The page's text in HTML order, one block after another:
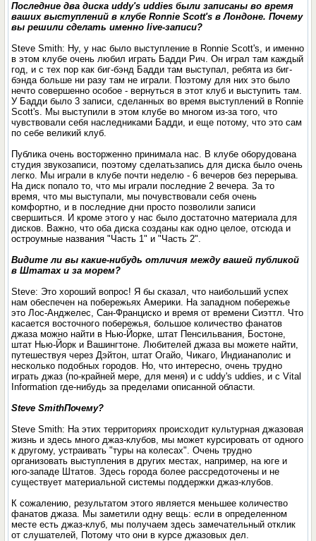
Последние два диска uddy's uddies были записаны во время
ваших выступлений в клубе Ronnie Scott's в Лондоне. Почему
вы решили сделать именно live-записи?
Steve Smith: Ну, у нас было выступление в Ronnie Scott's, и именно
в этом клубе очень любил играть Бадди Рич. Он играл там каждый
год, и с тех пор как биг-бэнд Бадди там выступал, ребята из биг-
бэнда больше ни разу там не играли. Поэтому для них это было
нечто совершенно особое - вернуться в этот клуб и выступить там.
У Бадди было 3 записи, сделанных во время выступлений в Ronnie
Scott's. Мы выступили в этом клубе во многом из-за того, что
чувствовали себя наследниками Бадди, и еще потому, что это сам
по себе великий клуб.
Публика очень восторженно принимала нас. В клубе оборудована
студия звукозаписи, поэтому сделатьзапись для диска было очень
легко. Мы играли в клубе почти неделю - 6 вечеров без перерыва.
На диск попало то, что мы играли последние 2 вечера. За то
время, что мы выступали, мы почувствовали себя очень
комфортно, и в последние дни просто позволили записи
свершиться. И кроме этого у нас было достаточно материала для
дисков. Важно, что оба диска созданы как одно целое, отсюда и
остроумные названия "Часть 1" и "Часть 2".
Видите ли вы какие-нибудь отличия между вашей публикой
в Штатах и за морем?
Steve: Это хороший вопрос! Я бы сказал, что наибольший успех
нам обеспечен на побережьях Америки. На западном побережье
это Лос-Анджелес, Сан-Франциско и время от времени Сиэттл. Что
касается восточного побережья, большое количество фанатов
джаза можно найти в Нью-Йорке, штат Пенсильвания, Бостоне,
штат Нью-Йорк и Вашингтоне. Любителей джаза вы можете найти,
путешествуя через Дэйтон, штат Огайо, Чикаго, Индианаполис и
несколько подобных городов. Но, что интересно, очень трудно
играть джаз (по-крайней мере, для меня) и с uddy's uddies, и с Vital
Information где-нибудь за пределами описанной области.
Steve SmithПочему?
Steve Smith: На этих территориях происходит культурная джазовая
жизнь и здесь много джаз-клубов, мы может курсировать от одного
к другому, устраивать "туры на колесах". Очень трудно
организовать выступления в других местах, например, на юге и
юго-западе Штатов. Здесь города более рассредоточены и не
существует материальной системы поддержки джаз-клубов.
К сожалению, результатом этого является меньшее количество
фанатов джаза. Мы заметили одну вещь: если в определенном
месте есть джаз-клуб, мы получаем здесь замечательный отклик
от слушателей, Потому что они в курсе джазовых дел.